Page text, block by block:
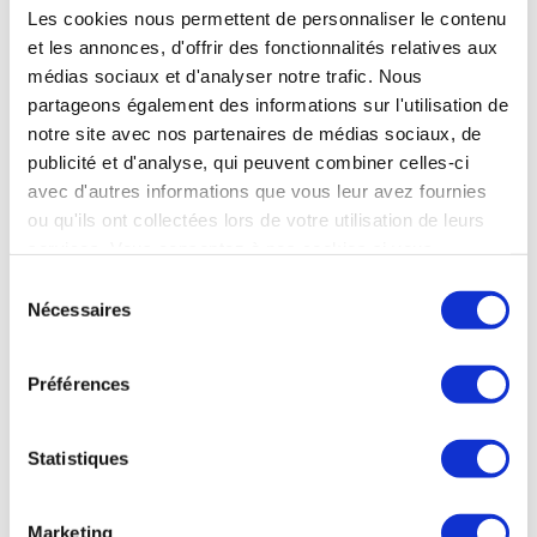
Les cookies nous permettent de personnaliser le contenu
et les annonces, d'offrir des fonctionnalités relatives aux
médias sociaux et d'analyser notre trafic. Nous
partageons également des informations sur l'utilisation de
notre site avec nos partenaires de médias sociaux, de
publicité et d'analyse, qui peuvent combiner celles-ci
avec d'autres informations que vous leur avez fournies
ou qu'ils ont collectées lors de votre utilisation de leurs
Nécessaires
Préférences
Statistiques
Marketing
complément pour se concentrer sur soi. L’eau
n’est pas étrangère au traitement ; nous suivons
la cure de boisson scrupuleusement et
sa composition, adaptée aux maladies, montre
ses effets.
Affections digestives
Claudette, curiste affections digestives
J’ai fait une 1ère cure en rhumatologie à la suite
d’un accident. Les soins dans l’eau avaient